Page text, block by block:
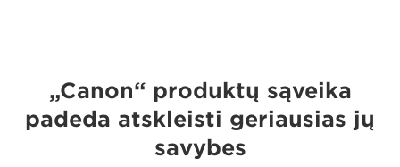
„Canon“ produktų sąveika
padeda atskleisti geriausias jų
savybes